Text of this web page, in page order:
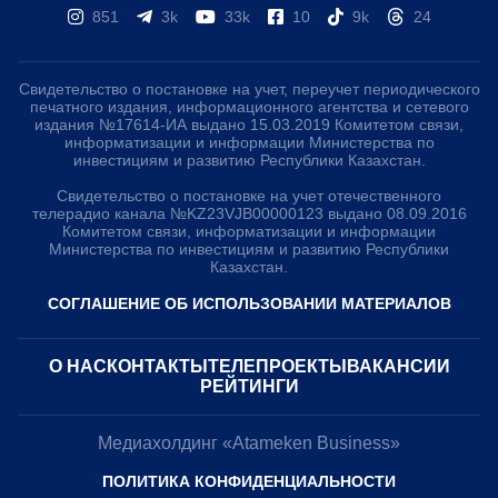
851 3k 33k 10 9k 24
Свидетельство о постановке на учет, переучет периодического
печатного издания, информационного агентства и сетевого
издания №17614-ИА выдано 15.03.2019 Комитетом связи,
информатизации и информации Министерства по
инвестициям и развитию Республики Казахстан.
Свидетельство о постановке на учет отечественного
телерадио канала №KZ23VJB00000123 выдано 08.09.2016
Комитетом связи, информатизации и информации
Министерства по инвестициям и развитию Республики
Казахстан.
СОГЛАШЕНИЕ ОБ ИСПОЛЬЗОВАНИИ МАТЕРИАЛОВ
О НАС КОНТАКТЫ ТЕЛЕПРОЕКТЫ ВАКАНСИИ
РЕЙТИНГИ
Медиахолдинг «Atameken Business»
ПОЛИТИКА КОНФИДЕНЦИАЛЬНОСТИ